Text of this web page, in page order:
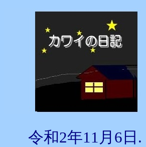
令和2年11月6日.